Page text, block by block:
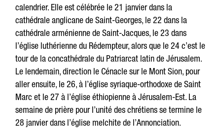
calendrier. Elle est célébrée le 21 janvier dans la
cathédrale anglicane de Saint-Georges, le 22 dans la
cathédrale arménienne de Saint-Jacques, le 23 dans
l’église luthérienne du Rédempteur, alors que le 24 c’est le
tour de la concathédrale du Patriarcat latin de Jérusalem.
Le lendemain, direction le Cénacle sur le Mont Sion, pour
aller ensuite, le 26, à l’église syriaque-orthodoxe de Saint
Marc et le 27 à l’église éthiopienne à Jérusalem-Est. La
semaine de prière pour l’unité des chrétiens se termine le
28 janvier dans l’église melchite de l’Annonciation.